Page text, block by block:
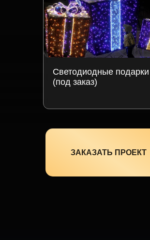
Светодиодные подарки
(под заказ)
ЗАКАЗАТЬ ПРОЕКТ